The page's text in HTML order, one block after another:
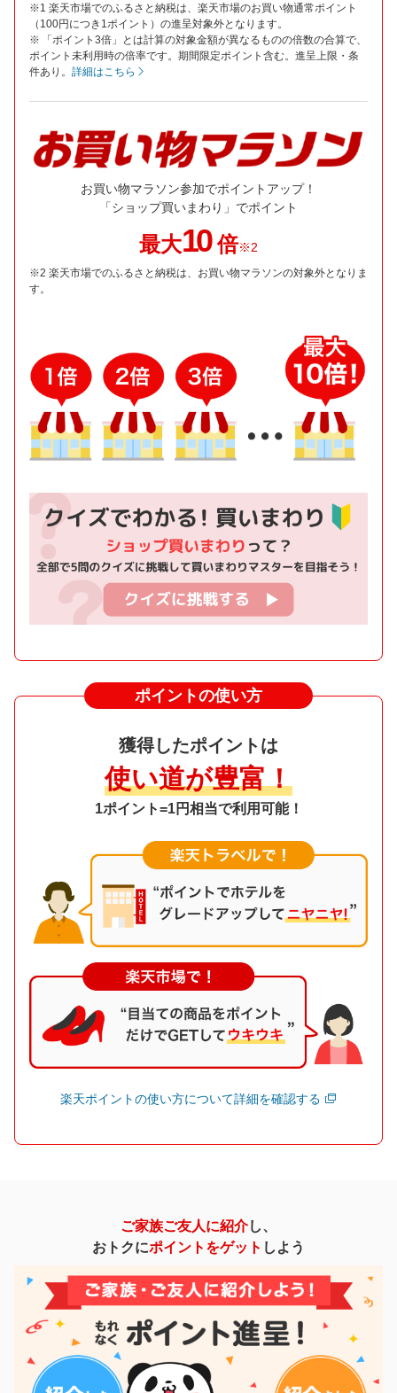
※1 楽天市場でのふるさと納税は、楽天市場のお買い物通常ポイント
（100円につき1ポイント）の進呈対象外となります。
※ 「ポイント3倍」とは計算の対象金額が異なるものの倍数の合算で、
ポイント未利用時の倍率です。期間限定ポイント含む。進呈上限・条
件あり。 詳細はこちら
お買い物マラソン参加でポイントアップ！
「ショップ買いまわり」でポイント
最大10 倍※2
※2 楽天市場でのふるさと納税は、お買い物マラソンの対象外となりま
す。
ポイントの使い方
獲得したポイントは
使い道が豊富！
1ポイント=1円相当で利用可能！
楽天ポイントの使い方について詳細を確認する
ご家族ご友人に紹介し、
おトクにポイントをゲット しよう